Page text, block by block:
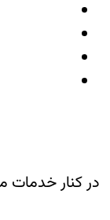
در کنار خدمات